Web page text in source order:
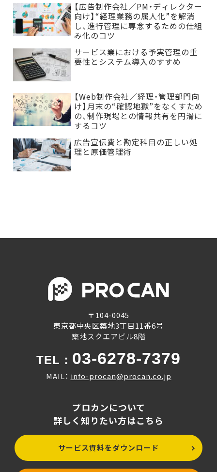
【広告制作会社／PM・ディレクター
向け】“経理業務の属人化”を解消
し、進行管理に専念するための仕組
み化のコツ
サービス業における予実管理の重
要性とシステム導入のすすめ
【Web制作会社／経理・管理部門向
け】月末の“確認地獄”をなくすため
の、制作現場との情報共有を円滑に
するコツ
広告宣伝費と勘定科目の正しい処
理と原価管理術
〒104-0045
東京都中央区築地3丁目11番6号
築地スクエアビル8階
TEL： 03-6278-7379
MAIL： info-procan@procan.co.jp
プロカンについて
詳しく知りたい方はこちら
サービス資料をダウンロード